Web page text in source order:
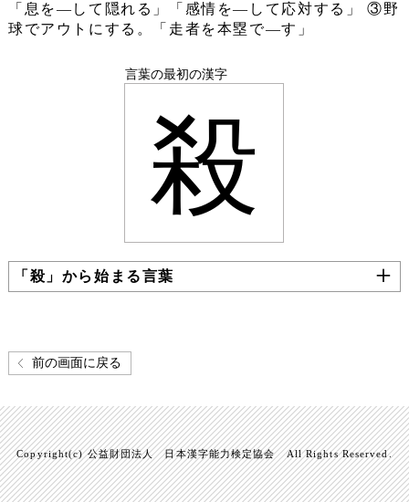
「息を―して隠れる」「感情を―して応対する」 ③野
球でアウトにする。「走者を本塁で―す」
言葉の最初の漢字
殺
「殺」から始まる言葉
前の画面に戻る
Copyright(c) 公益財団法人 日本漢字能力検定協会 All Rights Reserved.